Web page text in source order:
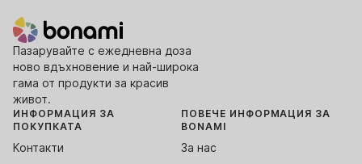
Пазарувайте с ежедневна доза
ново вдъхновение и най-широка
гама от продукти за красив
живот.
ИНФОРМАЦИЯ ЗА
ПОКУПКАТА
Контакти
ПОВЕЧЕ ИНФОРМАЦИЯ ЗА
BONAMI
За нас